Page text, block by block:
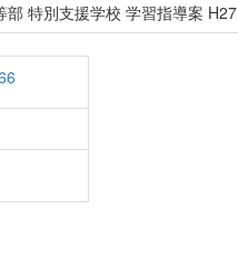
部 特別支援学校 学習指導案 H27